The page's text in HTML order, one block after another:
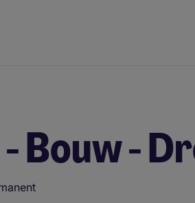
Bouw -